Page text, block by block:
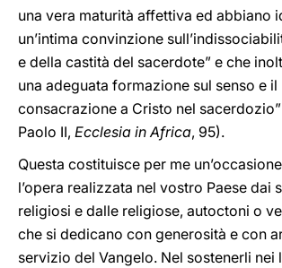
una vera maturità affettiva ed abbiano
un’intima convinzione
e della castità del sacerdote” e che
una adeguata formazione sul senso e
consacrazione a Cristo nel
Paolo II, Ecclesia in Africa, 95).
Questa costituisce per me
l’opera realizzata nel vostro Paese dai
religiosi e dalle religiose, autoctoni o
che si dedicano con generosità e con
servizio del Vangelo. Nel sostenerli nei